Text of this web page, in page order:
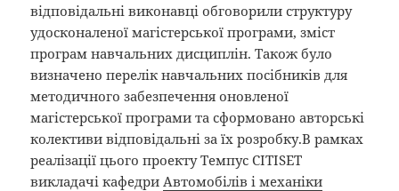
відповідальні виконавці обговорили структуру
удосконаленої магістерської програми, зміст
програм навчальних дисциплін. Також було
визначено перелік навчальних посібників для
методичного забезпечення оновленої
магістерської програми та сформовано авторські
колективи відповідальні за їх розробку.В рамках
реалізації цього проекту Темпус CITISET
викладачі кафедри Автомобілів і механіки